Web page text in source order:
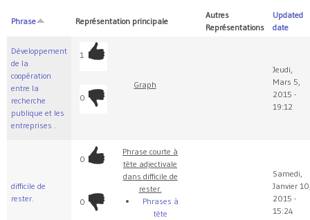
Phrase Représentation principale
Autres
Représentations
Updated
date
Développement
de la
coopération
entre la
recherche
publique et les
entreprises .
1
0
Graph
Jeudi,
Mars 5,
2015 -
19:12
difficile de
rester.
0
0
Phrase courte à
tête adjectivale
dans difficile de
rester.
Phrases à
tête
Samedi,
Janvier
2015 -
15:24